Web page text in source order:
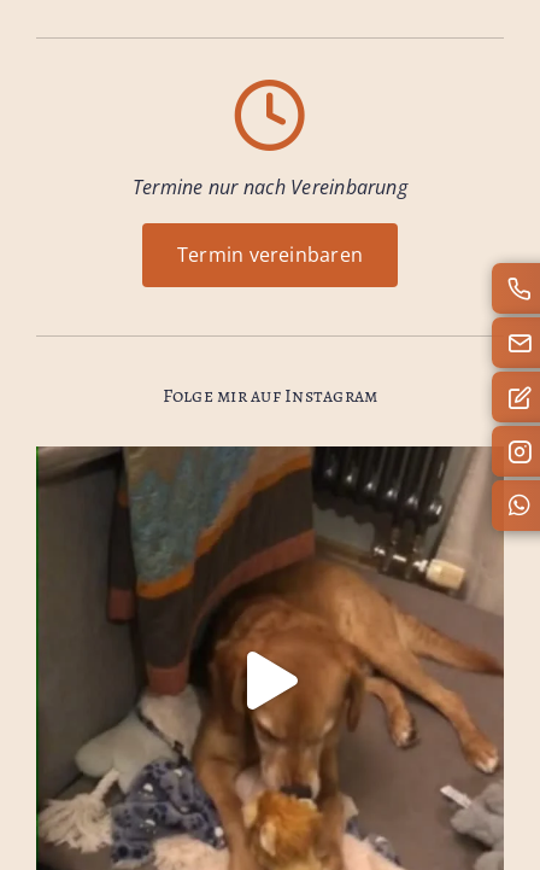
Termine nur nach Vereinbarung
Termin vereinbaren
Folge mir auf Instagram